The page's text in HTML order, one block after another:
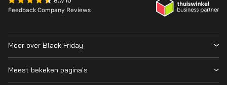
Feedback Company Reviews
Meer over Black Friday
Wanneer is Black Friday?
Meest bekeken pagina's